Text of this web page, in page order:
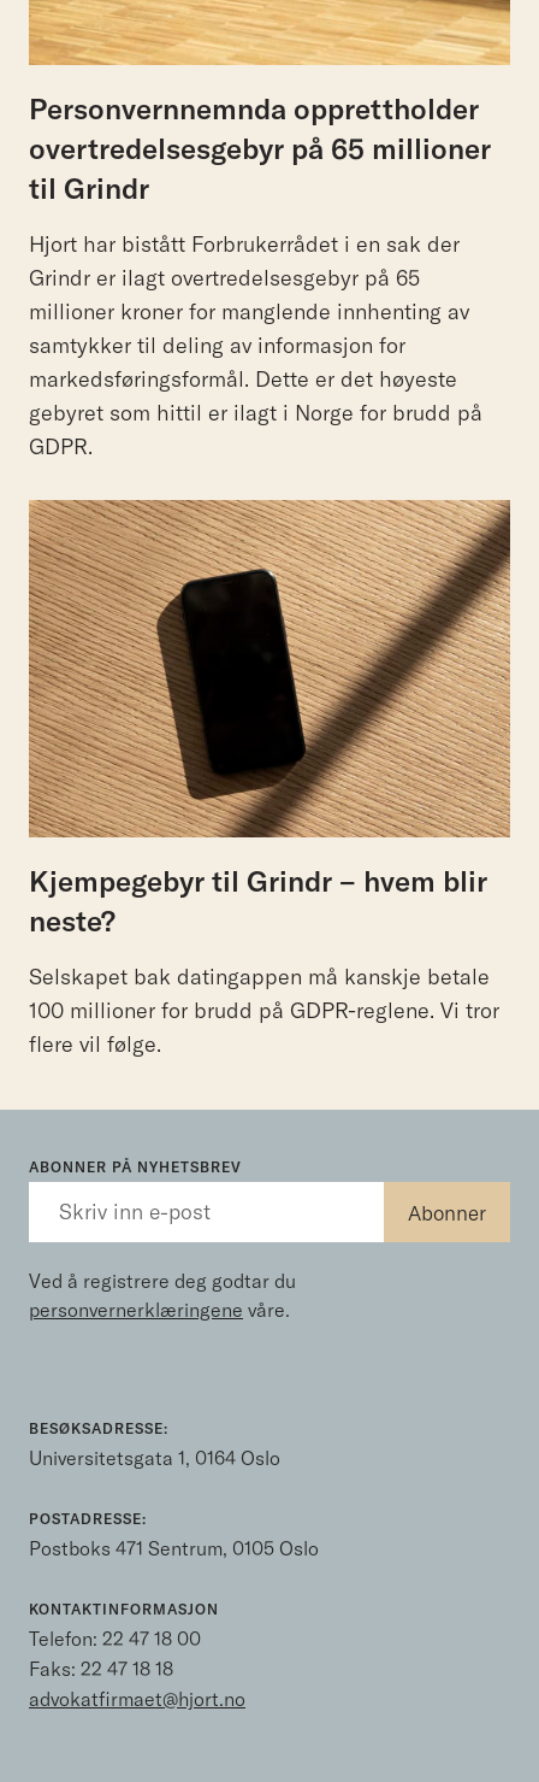
Personvernnemnda opprettholder
overtredelsesgebyr på 65 millioner
til Grindr
Hjort har bistått Forbrukerrådet i en sak der
Grindr er ilagt overtredelsesgebyr på 65
millioner kroner for manglende innhenting av
samtykker til deling av informasjon for
markedsføringsformål. Dette er det høyeste
gebyret som hittil er ilagt i Norge for brudd på
GDPR.
Kjempegebyr til Grindr – hvem blir
neste?
Selskapet bak datingappen må kanskje betale
100 millioner for brudd på GDPR-reglene. Vi tror
flere vil følge.
ABONNER PÅ NYHETSBREV
Ved å registrere deg godtar du
personvernerklæringene våre.
BESØKSADRESSE:
Universitetsgata 1, 0164 Oslo
POSTADRESSE:
Postboks 471 Sentrum, 0105 Oslo
KONTAKTINFORMASJON
Telefon: 22 47 18 00
Faks: 22 47 18 18
advokatfirmaet@hjort.no